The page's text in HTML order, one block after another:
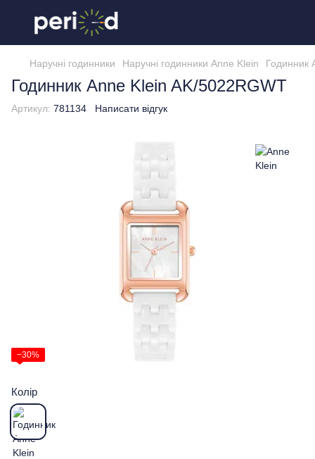
Наручні годинники Наручні годинники Anne Klein Годинник
Годинник Anne Klein AK/5022RGWT
Артикул: 781134 Написати відгук
−30%
Колір